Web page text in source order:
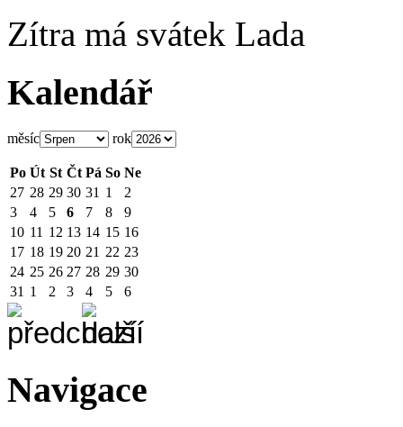
Zítra má svátek Lada
Kalendář
měsíc rok
Po Út St Čt Pá So Ne
27 28 29 30 31 1
2
3
4 5 6 7 8
9
10 11 12 13 14 15 16
17 18 19 20 21 22 23
24 25 26 27 28 29 30
31 1 2 3 4 5 6
Navigace